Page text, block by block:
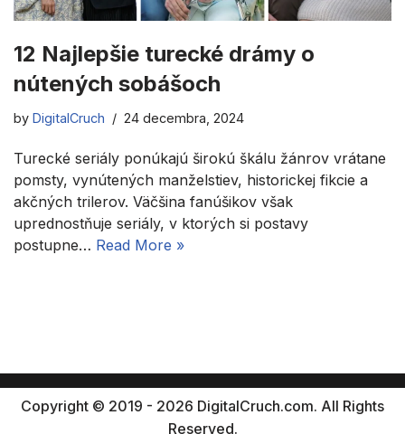
12 Najlepšie turecké drámy o
nútených sobášoch
by DigitalCruch 24 decembra, 2024
Turecké seriály ponúkajú širokú škálu žánrov vrátane
pomsty, vynútených manželstiev, historickej fikcie a
akčných trilerov. Väčšina fanúšikov však
uprednostňuje seriály, v ktorých si postavy
postupne… Read More »
Copyright © 2019 - 2026 DigitalCruch.com. All Rights
Reserved.